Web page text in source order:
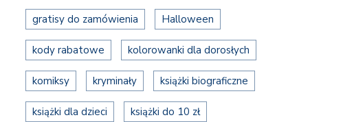
gratisy do zamówienia Halloween
kody rabatowe kolorowanki dla dorosłych
komiksy kryminały książki biograficzne
książki dla dzieci książki do 10 zł